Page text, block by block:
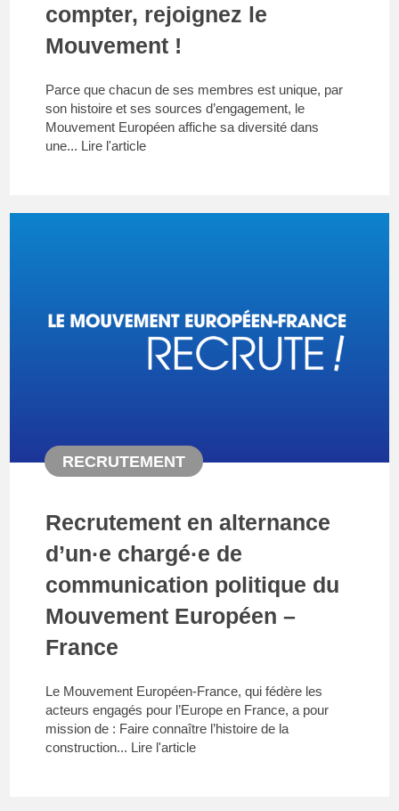
compter, rejoignez le
Mouvement !
Parce que chacun de ses membres est unique, par
son histoire et ses sources d’engagement, le
Mouvement Européen affiche sa diversité dans
une... Lire l'article
RECRUTEMENT
Recrutement en alternance
d’un·e chargé·e de
communication politique du
Mouvement Européen –
France
Le Mouvement Européen-France, qui fédère les
acteurs engagés pour l’Europe en France, a pour
mission de : Faire connaître l’histoire de la
construction... Lire l'article